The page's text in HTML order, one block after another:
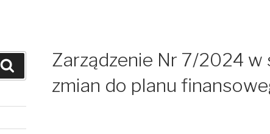
Zarządzenie Nr 7/2024
zmian do planu